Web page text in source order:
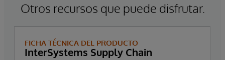
Otros recursos que puede disfrutar.
FICHA TÉCNICA DEL PRODUCTO
InterSystems Supply Chain